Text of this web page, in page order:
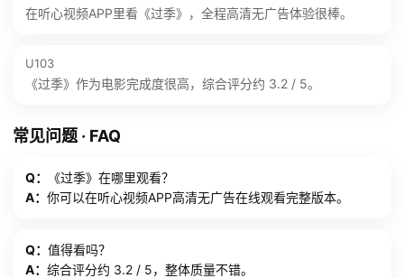
在听心视频APP里看《过季》，全程高清无广告体验很棒。
U103
《过季》作为电影完成度很高，综合评分约 3.2 / 5。
常见问题 · FAQ
Q：
《过季》在哪里观看？
A： 你可以在听心视频APP高清无广告在线观看完整版本。
Q： 值得看吗？
A： 综合评分约 3.2 / 5，整体质量不错。